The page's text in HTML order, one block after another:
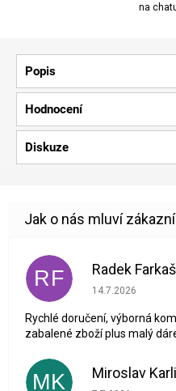
na
Popis
Hodnocení
Diskuze
RF Radek Farkaš
Hodnocení
14.7.2026
Rychlé doručení, výborná
zabalené zboží plus malý
MK Miroslav Karli